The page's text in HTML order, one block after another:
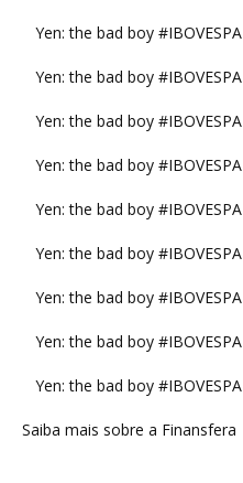
Yen: the bad boy #IBOVESPA
Yen: the bad boy #IBOVESPA
Yen: the bad boy #IBOVESPA
Yen: the bad boy #IBOVESPA
Yen: the bad boy #IBOVESPA
Yen: the bad boy #IBOVESPA
Yen: the bad boy #IBOVESPA
Yen: the bad boy #IBOVESPA
Yen: the bad boy #IBOVESPA
Saiba mais sobre a Finansfera